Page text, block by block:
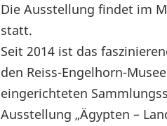
Die Ausstellung findet im
statt.
Seit 2014 ist das
den Reiss-Engelhorn-
eingerichteten
Ausstellung „Ägypten –